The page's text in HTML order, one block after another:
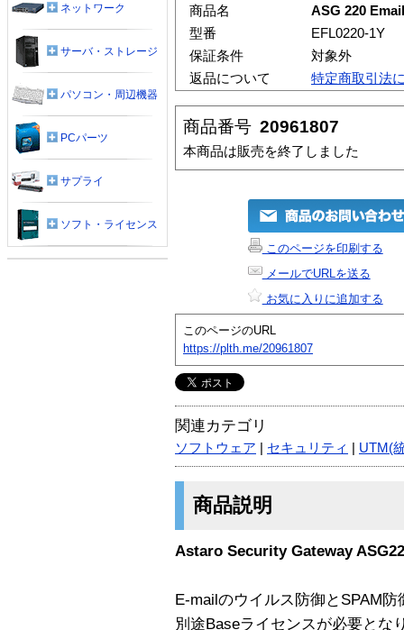
商品名
ASG 220
型番
EFL0220-1Y
保証条件
対象外
返品について
特定商取引法
商品番号 20961807
本商品は販売を終了しました
このページを印刷する
メールでURLを送る
お気に入りに追加する
このページのURL
https://plth.me/20961807
関連カテゴリ
ソフトウェア セキュリティ UTM(
商品説明
Astaro Security Gateway
E-mailのウイルス防御とSPAM
別途Baseライセンスが必要とな
ネットワーク
サーバ・ストレージ
パソコン・周辺機器
PCパーツ
サプライ
ソフト・ライセンス